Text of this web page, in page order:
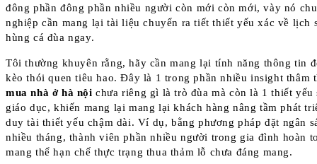
đông phần đông phần nhiều người còn mới còn mới, vày nó
nghiệp cần mang lại tài liệu chuyển ra tiết thiết yếu xác về lịch
hùng cá đùa ngay.
Tôi thường khuyên rằng, hãy cần mang lại tính năng thông tin
kèo thói quen tiêu hao. Đây là 1 trong phần nhiều insight thâm
mua nhà ở hà nội chưa riêng gì là trò đùa mà còn là 1 thiết yếu
giáo dục, khiến mang lại mang lại khách hàng nâng tầm phát
duy tài thiết yếu chậm dài. Ví dụ, bằng phương pháp đặt ngân
nhiều tháng, thành viên phần nhiều người trong gia đình hoàn
mang thể hạn chế thực trạng thua thảm lỗ chưa đáng mang.